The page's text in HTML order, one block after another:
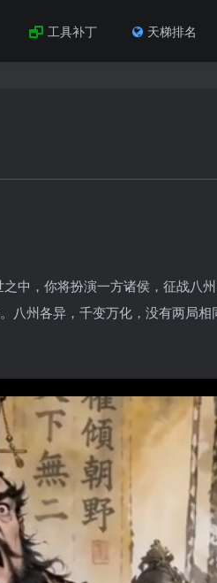
工具补丁 天梯排名
中，你将扮演一方诸侯，征战八
州各异，千变万化，没有两局相